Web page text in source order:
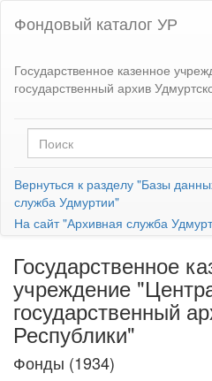
Фондовый каталог УР
Государственное казенное
государственный архив
Вернуться к разделу "Базы
служба Удмуртии"
На сайт "Архивная служба
Государственное
учреждение
государственный
Республики"
Фонды (1934)